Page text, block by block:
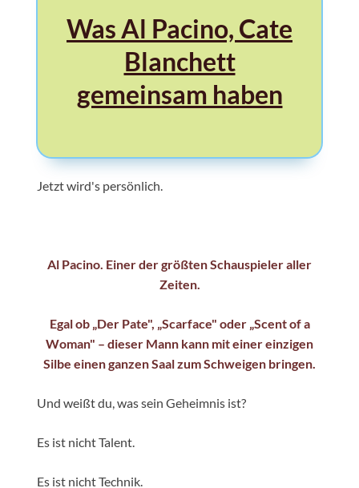
Was Al Pacino, Cate
Blanchett
gemeinsam haben
Jetzt wird's persönlich.
Al Pacino. Einer der größten Schauspieler aller
Zeiten.
Egal ob „Der Pate", „Scarface" oder „Scent of a
Woman" – dieser Mann kann mit einer einzigen
Silbe einen ganzen Saal zum Schweigen bringen.
Und weißt du, was sein Geheimnis ist?
Es ist nicht Talent.
Es ist nicht Technik.